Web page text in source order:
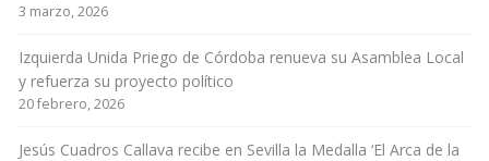
3 marzo, 2026
Izquierda Unida Priego de Córdoba renueva su Asamblea Local
y refuerza su proyecto político
20 febrero, 2026
Jesús Cuadros Callava recibe en Sevilla la Medalla ‘El Arca de la